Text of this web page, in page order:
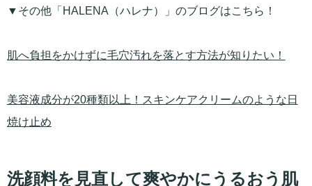
▼その他「HALENA（ハレナ）」のブログはこちら！
肌へ負担をかけずに毛穴汚れを落とす方法が知りたい！
美容液成分が20種類以上！スキンケアクリームのような日
焼け止め
洗顔料を見直して爽やかにうるおう肌